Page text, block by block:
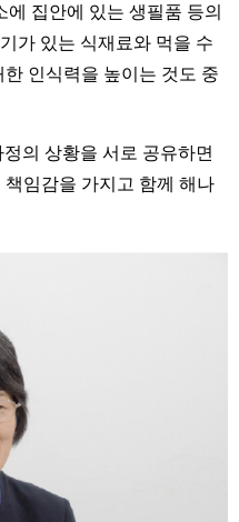
집안에 있는 생필품 등의
가 있는 식재료와 먹을 수
인식력을 높이는 것도 중
의 상황을 서로 공유하면
임감을 가지고 함께 해나